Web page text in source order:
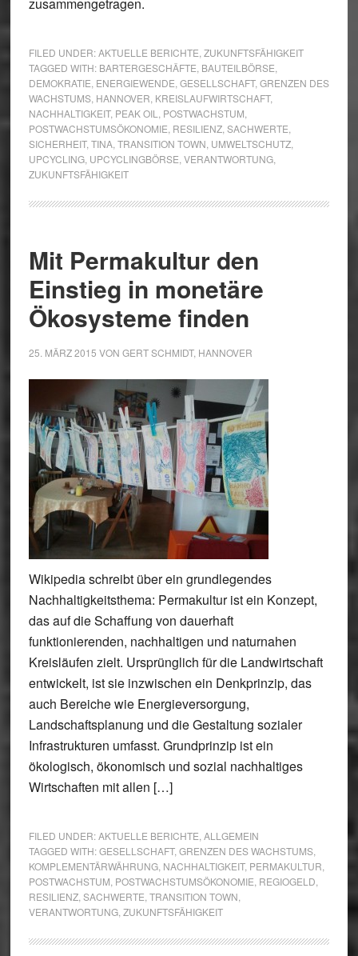
FILED UNDER:AKTUELLE BERICHTE ZUKUNFTSFÄHIGKEIT
TAGGED WITH: BARTERGESCHÄFTE BAUTEILBÖRSE
DEMOKRATIE ENERGIEWENDE GESELLSCHAFT, GRENZEN DES
WACHSTUMS, HANNOVER KREISLAUFWIRTSCHAFT,
NACHHALTIGKEIT, PEAK OIL POSTWACHSTUM
POSTWACHSTUMSÖKONOMIE RESILIENZ, SACHWERTE
SICHERHEIT, TINA, TRANSITION TOWN UMWELTSCHUTZ,
UPCYCLING, UPCYCLINGBÖRSE VERANTWORTUNG,
ZUKUNFTSFÄHIGKEIT
Mit Permakultur den
Einstieg in monetäre
Ökosysteme finden
25. MÄRZ 2015 VON GERT SCHMIDT, HANNOVER
Wikipedia schreibt über ein grundlegendes
Nachhaltigkeitsthema: Permakultur ist ein Konzept,
das auf die Schaffung von dauerhaft
funktionierenden, nachhaltigen und naturnahen
Kreisläufen zielt. Ursprünglich für die Landwirtschaft
entwickelt, ist sie inzwischen ein Denkprinzip, das
auch Bereiche wie Energieversorgung,
Landschaftsplanung und die Gestaltung sozialer
Infrastrukturen umfasst. Grundprinzip ist ein
ökologisch, ökonomisch und sozial nachhaltiges
Wirtschaften mit allen […]
FILED UNDER:AKTUELLE BERICHTE ALLGEMEIN
TAGGED WITH:GESELLSCHAFT, GRENZEN DES WACHSTUMS,
KOMPLEMENTÄRWÄHRUNG, NACHHALTIGKEIT, PERMAKULTUR
POSTWACHSTUM POSTWACHSTUMSÖKONOMIE REGIOGELD
RESILIENZ, SACHWERTE TRANSITION TOWN
VERANTWORTUNG, ZUKUNFTSFÄHIGKEIT